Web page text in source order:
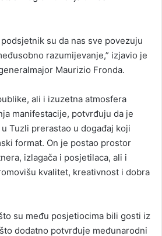
su da nas sve povezuju
razumijevanje,” izjavio je
Maurizio Fronda.
ali i izuzetna atmosfera
manifestacije, potvrđuju da je
Tuzli prerastao u događaj koji
format. On je postao prostor
izlagača i posjetilaca, ali i
kvalitet, kreativnost i dobra
su među posjetiocima bili gosti iz
dodatno potvrđuje međunarodni